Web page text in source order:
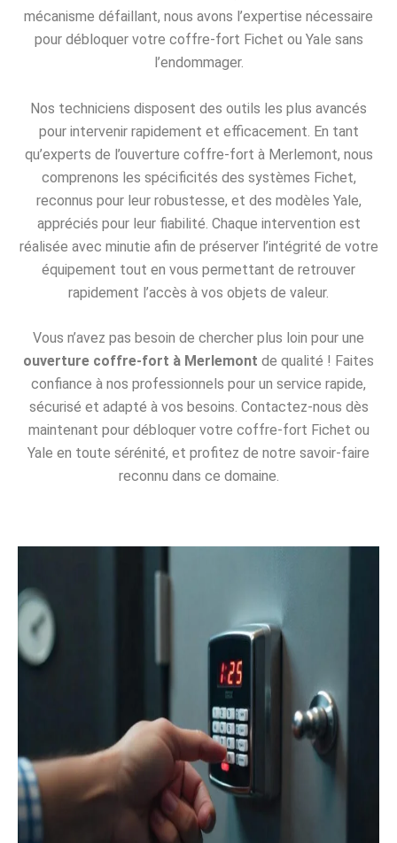
mécanisme défaillant, nous avons l’expertise nécessaire
pour débloquer votre coffre-fort Fichet ou Yale sans
l’endommager.
Nos techniciens disposent des outils les plus avancés
pour intervenir rapidement et efficacement. En tant
qu’experts de l’ouverture coffre-fort à Merlemont, nous
comprenons les spécificités des systèmes Fichet,
reconnus pour leur robustesse, et des modèles Yale,
appréciés pour leur fiabilité. Chaque intervention est
réalisée avec minutie afin de préserver l’intégrité de votre
équipement tout en vous permettant de retrouver
rapidement l’accès à vos objets de valeur.
Vous n’avez pas besoin de chercher plus loin pour une
ouverture coffre-fort à Merlemont de qualité ! Faites
confiance à nos professionnels pour un service rapide,
sécurisé et adapté à vos besoins. Contactez-nous dès
maintenant pour débloquer votre coffre-fort Fichet ou
Yale en toute sérénité, et profitez de notre savoir-faire
reconnu dans ce domaine.